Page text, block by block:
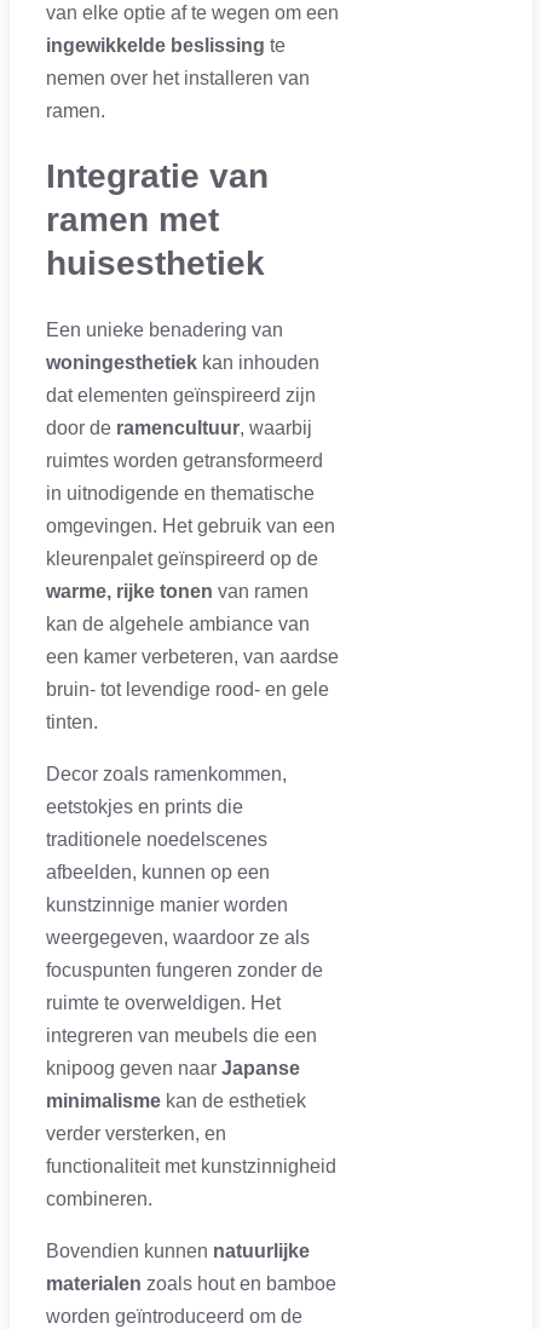
van elke optie af te wegen om een
ingewikkelde beslissing te
nemen over het installeren van
ramen.
Integratie van
ramen met
huisesthetiek
Een unieke benadering van
woningesthetiek kan inhouden
dat elementen geïnspireerd zijn
door de ramencultuur, waarbij
ruimtes worden getransformeerd
in uitnodigende en thematische
omgevingen. Het gebruik van een
kleurenpalet geïnspireerd op de
warme, rijke tonen van ramen
kan de algehele ambiance van
een kamer verbeteren, van aardse
bruin- tot levendige rood- en gele
tinten.
Decor zoals ramenkommen,
eetstokjes en prints die
traditionele noedelscenes
afbeelden, kunnen op een
kunstzinnige manier worden
weergegeven, waardoor ze als
focuspunten fungeren zonder de
ruimte te overweldigen. Het
integreren van meubels die een
knipoog geven naar Japanse
minimalisme kan de esthetiek
verder versterken, en
functionaliteit met kunstzinnigheid
combineren.
Bovendien kunnen natuurlijke
materialen zoals hout en bamboe
worden geïntroduceerd om de